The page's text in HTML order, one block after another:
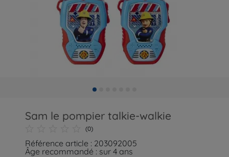
Sam le pompier talkie-walkie
(0)
Référence article : 203092005
Âge recommandé : sur 4 ans